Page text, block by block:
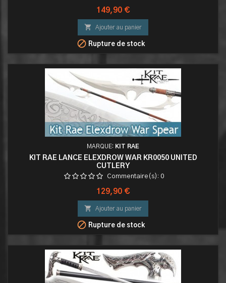
Prix
149,90 €
 Ajouter au panier
 Rupture de stock
MARQUE: KIT RAE
KIT RAE LANCE ELEXDROW WAR KR0050 UNITED
CUTLERY
Commentaire(s): 0
Prix
129,90 €
 Ajouter au panier
 Rupture de stock